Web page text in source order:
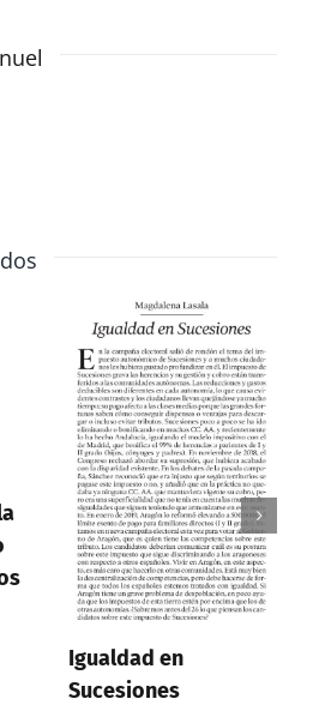
Igualdad en
Sucesiones